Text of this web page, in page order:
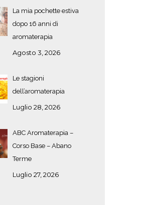
La mia pochette estiva
dopo 16 anni di
aromaterapia
Agosto 3, 2026
Le stagioni
dell’aromaterapia
Luglio 28, 2026
ABC Aromaterapia –
Corso Base – Abano
Terme
Luglio 27, 2026